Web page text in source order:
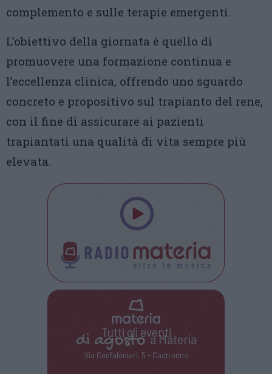
complemento e sulle terapie emergenti.
L’obiettivo della giornata è quello di
promuovere una formazione continua e
l’eccellenza clinica, offrendo uno sguardo
concreto e propositivo sul trapianto del rene,
con il fine di assicurare ai pazienti
trapiantati una qualità di vita sempre più
elevata.
Tutti gli eventi
di agostoa Materia
Via Confalonieri, 5 - Castronno